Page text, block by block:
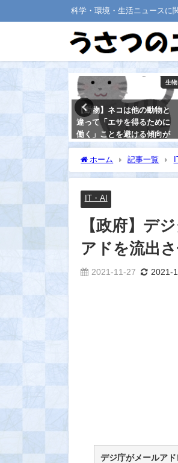
科学・環境・生活ニュースに
生物
【動物】ネコは他の動物と
違って「エサを得るために
働く」ことを避ける傾向が
ある
2021-08-20
ホーム 記事一覧
IT・AI
【政府】デ
アドを流出さ
2021-11-27 2021-
デジ庁がメールア